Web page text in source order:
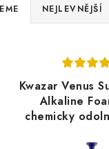
NEJLEVNĚJŠÍ
Kwazar Venus
Alkaline
chemicky